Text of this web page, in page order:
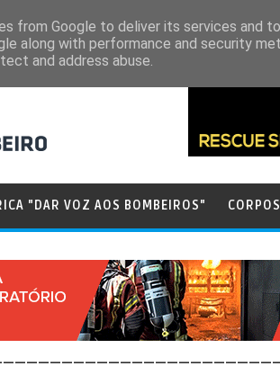
"DAR VOZ AOS BOMBEIROS"
from Google to deliver its services and
along with performance and security
and address abuse.